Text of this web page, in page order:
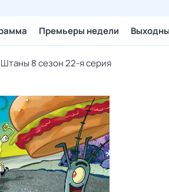
Премьеры недели
8 сезон 22-я серия